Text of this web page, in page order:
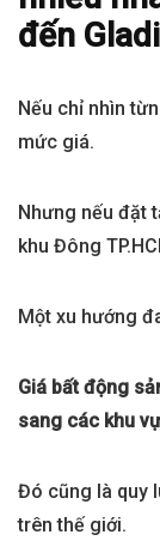
đến
Nếu chỉ nhìn
mức giá.
Nhưng nếu đặt
khu Đông
Một xu hướng
Giá bất động
sang các khu
Đó cũng là quy
trên thế giới.